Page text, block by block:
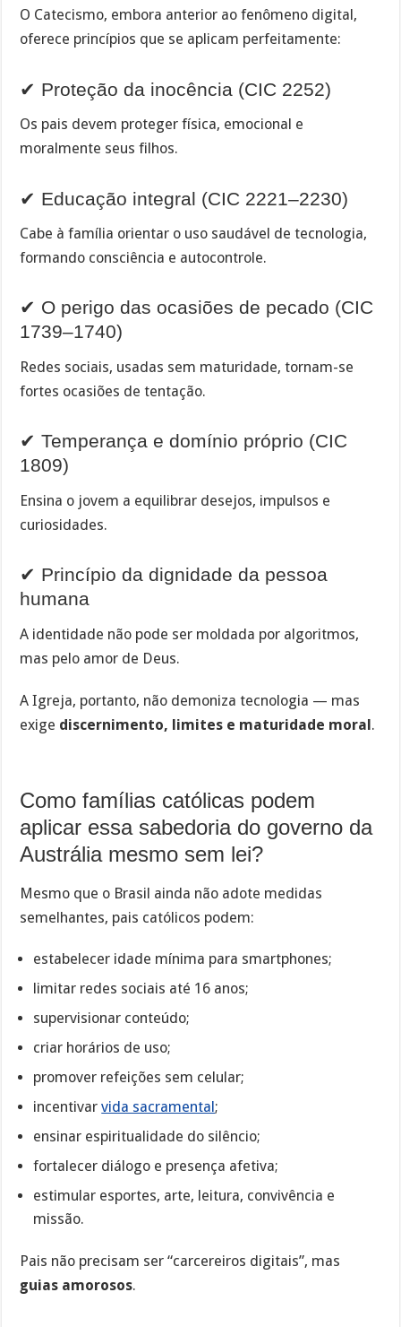
O Catecismo, embora anterior ao fenômeno digital,
oferece princípios que se aplicam perfeitamente:
✔ Proteção da inocência (CIC 2252)
Os pais devem proteger física, emocional e
moralmente seus filhos.
✔ Educação integral (CIC 2221–2230)
Cabe à família orientar o uso saudável de tecnologia,
formando consciência e autocontrole.
✔ O perigo das ocasiões de pecado (CIC
1739–1740)
Redes sociais, usadas sem maturidade, tornam-se
fortes ocasiões de tentação.
✔ Temperança e domínio próprio (CIC
1809)
Ensina o jovem a equilibrar desejos, impulsos e
curiosidades.
✔ Princípio da dignidade da pessoa
humana
A identidade não pode ser moldada por algoritmos,
mas pelo amor de Deus.
A Igreja, portanto, não demoniza tecnologia — mas
exige discernimento, limites e maturidade moral.
Como famílias católicas podem
aplicar essa sabedoria do governo da
Austrália mesmo sem lei?
Mesmo que o Brasil ainda não adote medidas
semelhantes, pais católicos podem:
estabelecer idade mínima para smartphones;
limitar redes sociais até 16 anos;
supervisionar conteúdo;
criar horários de uso;
promover refeições sem celular;
incentivarvida sacramental;
ensinar espiritualidade do silêncio;
fortalecer diálogo e presença afetiva;
estimular esportes, arte, leitura, convivência e
missão.
Pais não precisam ser “carcereiros digitais”, mas
guias amorosos.